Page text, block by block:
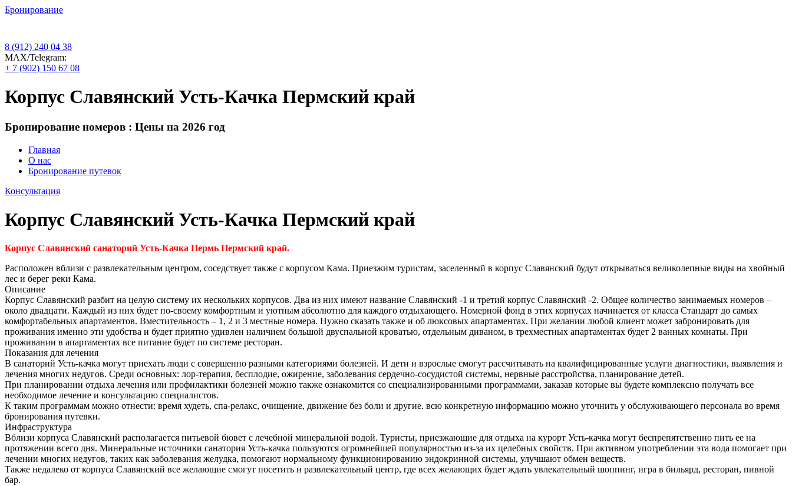
Бронирование
8 (912) 240 04 38
МАХ/Telegram:
+ 7 (902) 150 67 08
Корпус Славянский Усть-Качка Пермский край
Бронирование номеров : Цены на 2026 год
Главная
О нас
Бронирование путевок
Консультация
Корпус Славянский Усть-Качка Пермский край
Корпус Славянский санаторий Усть-Качка Пермь Пермский край.
Расположен вблизи с развлекательным центром, соседствует также с корпусом Кама. Приезжим туристам, заселенный в корпус Славянский будут открываться великолепные виды на хвойный
лес и берег реки Кама.
Описание
Корпус Славянский разбит на целую систему их нескольких корпусов. Два из них имеют название Славянский -1 и третий корпус Славянский -2. Общее количество занимаемых номеров –
около двадцати. Каждый из них будет по-своему комфортным и уютным абсолютно для каждого отдыхающего. Номерной фонд в этих корпусах начинается от класса Стандарт до самых
комфортабельных апартаментов. Вместительность – 1, 2 и 3 местные номера. Нужно сказать также и об люксовых апартаментах. При желании любой клиент может забронировать для
проживания именно эти удобства и будет приятно удивлен наличием большой двуспальной кроватью, отдельным диваном, в трехместных апартаментах будет 2 ванных комнаты. При
проживании в апартаментах все питание будет по системе ресторан.
Показания для лечения
В санаторий Усть-качка могут приехать люди с совершенно разными категориями болезней. И дети и взрослые смогут рассчитывать на квалифицированные услуги диагностики, выявления и
лечения многих недугов. Среди основных: лор-терапия, бесплодие, ожирение, заболевания сердечно-сосудистой системы, нервные расстройства, планирование детей.
При планировании отдыха лечения или профилактики болезней можно также ознакомится со специализированными программами, заказав которые вы будете комплексно получать все
необходимое лечение и консультацию специалистов.
К таким программам можно отнести: время худеть, спа-релакс, очищение, движение без боли и другие. всю конкретную информацию можно уточнить у обслуживающего персонала во время
бронирования путевки.
Инфраструктура
Вблизи корпуса Славянский располагается питьевой бювет с лечебной минеральной водой. Туристы, приезжающие для отдыха на курорт Усть-качка могут беспрепятственно пить ее на
протяжении всего дня. Минеральные источники санатория Усть-качка пользуются огромнейшей популярностью из-за их целебных свойств. При активном употреблении эта вода помогает при
лечении многих недугов, таких как заболевания желудка, помогают нормальному функционированию эндокринной системы, улучшают обмен веществ.
Также недалеко от корпуса Славянский все желающие смогут посетить и развлекательный центр, где всех желающих будет ждать увлекательный шоппинг, игра в бильярд, ресторан, пивной
бар.